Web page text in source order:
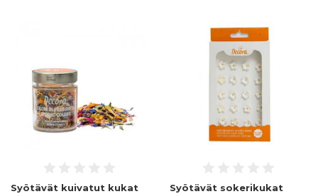
Syötävät kuivatut kukat
Syötävät sokerikukat